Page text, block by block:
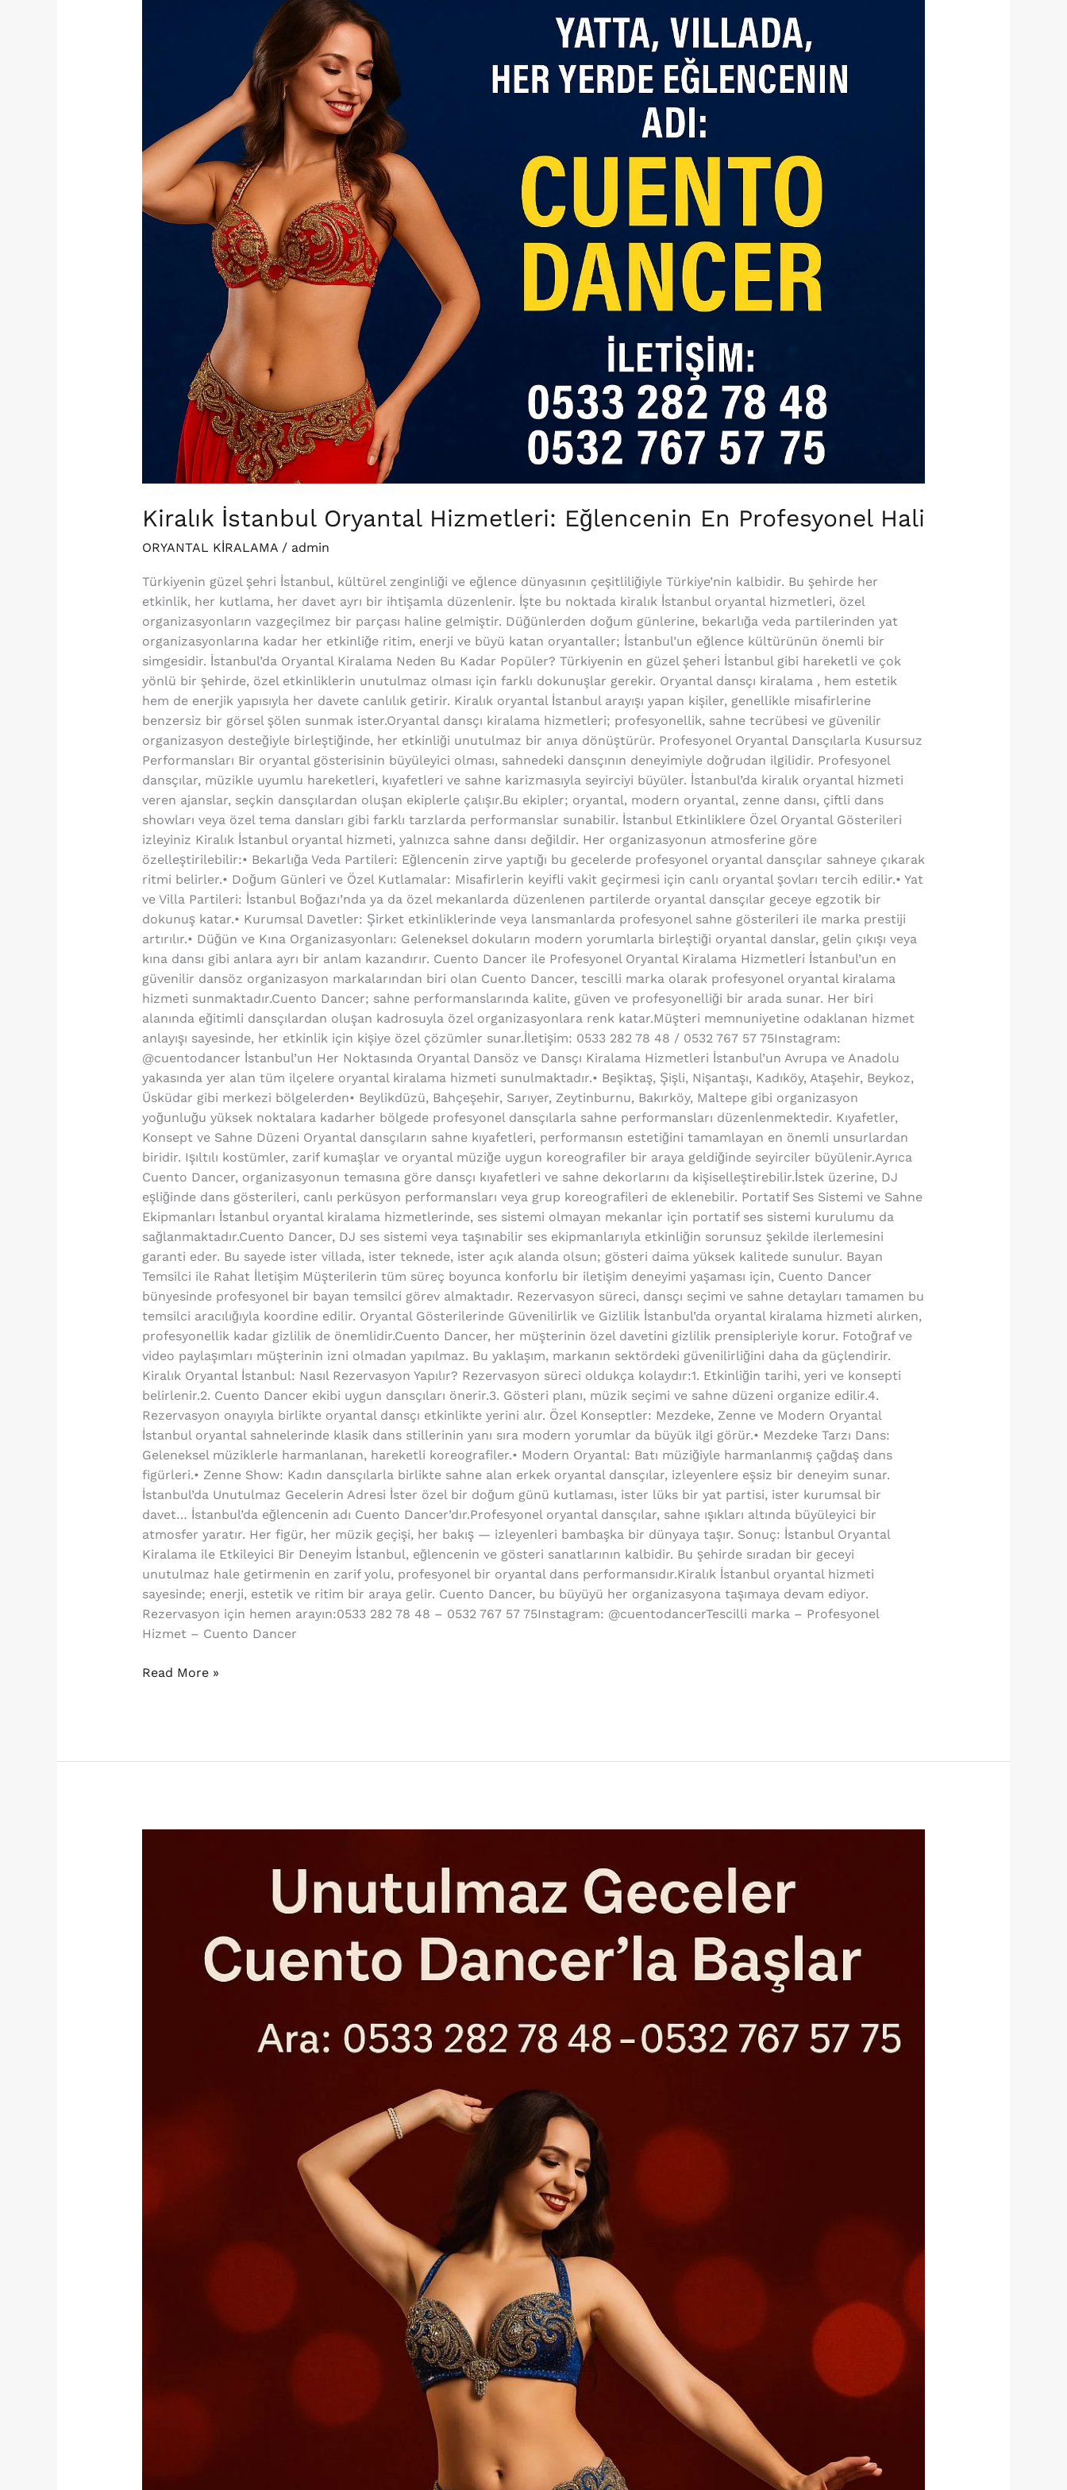
Kiralık İstanbul Oryantal Hizmetleri: Eğlencenin En Profesyonel Hali
ORYANTAL KİRALAMA/ admin
Türkiyenin güzel şehri İstanbul, kültürel zenginliği ve eğlence dünyasının çeşitliliğiyle Türkiye’nin kalbidir. Bu şehirde her
etkinlik, her kutlama, her davet ayrı bir ihtişamla düzenlenir. İşte bu noktada kiralık İstanbul oryantal hizmetleri, özel
organizasyonların vazgeçilmez bir parçası haline gelmiştir. Düğünlerden doğum günlerine, bekarlığa veda partilerinden yat
organizasyonlarına kadar her etkinliğe ritim, enerji ve büyü katan oryantaller; İstanbul’un eğlence kültürünün önemli bir
simgesidir. İstanbul’da Oryantal Kiralama Neden Bu Kadar Popüler? Türkiyenin en güzel şeheri İstanbul gibi hareketli ve çok
yönlü bir şehirde, özel etkinliklerin unutulmaz olması için farklı dokunuşlar gerekir. Oryantal dansçı kiralama , hem estetik
hem de enerjik yapısıyla her davete canlılık getirir. Kiralık oryantal İstanbul arayışı yapan kişiler, genellikle misafirlerine
benzersiz bir görsel şölen sunmak ister.Oryantal dansçı kiralama hizmetleri; profesyonellik, sahne tecrübesi ve güvenilir
organizasyon desteğiyle birleştiğinde, her etkinliği unutulmaz bir anıya dönüştürür. Profesyonel Oryantal Dansçılarla Kusursuz
Performansları Bir oryantal gösterisinin büyüleyici olması, sahnedeki dansçının deneyimiyle doğrudan ilgilidir. Profesyonel
dansçılar, müzikle uyumlu hareketleri, kıyafetleri ve sahne karizmasıyla seyirciyi büyüler. İstanbul’da kiralık oryantal hizmeti
veren ajanslar, seçkin dansçılardan oluşan ekiplerle çalışır.Bu ekipler; oryantal, modern oryantal, zenne dansı, çiftli dans
showları veya özel tema dansları gibi farklı tarzlarda performanslar sunabilir. İstanbul Etkinliklere Özel Oryantal Gösterileri
izleyiniz Kiralık İstanbul oryantal hizmeti, yalnızca sahne dansı değildir. Her organizasyonun atmosferine göre
özelleştirilebilir:• Bekarlığa Veda Partileri: Eğlencenin zirve yaptığı bu gecelerde profesyonel oryantal dansçılar sahneye çıkarak
ritmi belirler.• Doğum Günleri ve Özel Kutlamalar: Misafirlerin keyifli vakit geçirmesi için canlı oryantal şovları tercih edilir.• Yat
ve Villa Partileri: İstanbul Boğazı’nda ya da özel mekanlarda düzenlenen partilerde oryantal dansçılar geceye egzotik bir
dokunuş katar.• Kurumsal Davetler: Şirket etkinliklerinde veya lansmanlarda profesyonel sahne gösterileri ile marka prestiji
artırılır.• Düğün ve Kına Organizasyonları: Geleneksel dokuların modern yorumlarla birleştiği oryantal danslar, gelin çıkışı veya
kına dansı gibi anlara ayrı bir anlam kazandırır. Cuento Dancer ile Profesyonel Oryantal Kiralama Hizmetleri İstanbul’un en
güvenilir dansöz organizasyon markalarından biri olan Cuento Dancer, tescilli marka olarak profesyonel oryantal kiralama
hizmeti sunmaktadır.Cuento Dancer; sahne performanslarında kalite, güven ve profesyonelliği bir arada sunar. Her biri
alanında eğitimli dansçılardan oluşan kadrosuyla özel organizasyonlara renk katar.Müşteri memnuniyetine odaklanan hizmet
anlayışı sayesinde, her etkinlik için kişiye özel çözümler sunar.İletişim: 0533 282 78 48 / 0532 767 57 75Instagram:
@cuentodancer İstanbul’un Her Noktasında Oryantal Dansöz ve Dansçı Kiralama Hizmetleri İstanbul’un Avrupa ve Anadolu
yakasında yer alan tüm ilçelere oryantal kiralama hizmeti sunulmaktadır.• Beşiktaş, Şişli, Nişantaşı, Kadıköy, Ataşehir, Beykoz,
Üsküdar gibi merkezi bölgelerden• Beylikdüzü, Bahçeşehir, Sarıyer, Zeytinburnu, Bakırköy, Maltepe gibi organizasyon
yoğunluğu yüksek noktalara kadarher bölgede profesyonel dansçılarla sahne performansları düzenlenmektedir. Kıyafetler,
Konsept ve Sahne Düzeni Oryantal dansçıların sahne kıyafetleri, performansın estetiğini tamamlayan en önemli unsurlardan
biridir. Işıltılı kostümler, zarif kumaşlar ve oryantal müziğe uygun koreografiler bir araya geldiğinde seyirciler büyülenir.Ayrıca
Cuento Dancer, organizasyonun temasına göre dansçı kıyafetleri ve sahne dekorlarını da kişiselleştirebilir.İstek üzerine, DJ
eşliğinde dans gösterileri, canlı perküsyon performansları veya grup koreografileri de eklenebilir. Portatif Ses Sistemi ve Sahne
Ekipmanları İstanbul oryantal kiralama hizmetlerinde, ses sistemi olmayan mekanlar için portatif ses sistemi kurulumu da
sağlanmaktadır.Cuento Dancer, DJ ses sistemi veya taşınabilir ses ekipmanlarıyla etkinliğin sorunsuz şekilde ilerlemesini
garanti eder. Bu sayede ister villada, ister teknede, ister açık alanda olsun; gösteri daima yüksek kalitede sunulur. Bayan
Temsilci ile Rahat İletişim Müşterilerin tüm süreç boyunca konforlu bir iletişim deneyimi yaşaması için, Cuento Dancer
bünyesinde profesyonel bir bayan temsilci görev almaktadır. Rezervasyon süreci, dansçı seçimi ve sahne detayları tamamen bu
temsilci aracılığıyla koordine edilir. Oryantal Gösterilerinde Güvenilirlik ve Gizlilik İstanbul’da oryantal kiralama hizmeti alırken,
profesyonellik kadar gizlilik de önemlidir.Cuento Dancer, her müşterinin özel davetini gizlilik prensipleriyle korur. Fotoğraf ve
video paylaşımları müşterinin izni olmadan yapılmaz. Bu yaklaşım, markanın sektördeki güvenilirliğini daha da güçlendirir.
Kiralık Oryantal İstanbul: Nasıl Rezervasyon Yapılır? Rezervasyon süreci oldukça kolaydır:1. Etkinliğin tarihi, yeri ve konsepti
belirlenir.2. Cuento Dancer ekibi uygun dansçıları önerir.3. Gösteri planı, müzik seçimi ve sahne düzeni organize edilir.4.
Rezervasyon onayıyla birlikte oryantal dansçı etkinlikte yerini alır. Özel Konseptler: Mezdeke, Zenne ve Modern Oryantal
İstanbul oryantal sahnelerinde klasik dans stillerinin yanı sıra modern yorumlar da büyük ilgi görür.• Mezdeke Tarzı Dans:
Geleneksel müziklerle harmanlanan, hareketli koreografiler.• Modern Oryantal: Batı müziğiyle harmanlanmış çağdaş dans
figürleri.• Zenne Show: Kadın dansçılarla birlikte sahne alan erkek oryantal dansçılar, izleyenlere eşsiz bir deneyim sunar.
İstanbul’da Unutulmaz Gecelerin Adresi İster özel bir doğum günü kutlaması, ister lüks bir yat partisi, ister kurumsal bir
davet… İstanbul’da eğlencenin adı Cuento Dancer’dır.Profesyonel oryantal dansçılar, sahne ışıkları altında büyüleyici bir
atmosfer yaratır. Her figür, her müzik geçişi, her bakış — izleyenleri bambaşka bir dünyaya taşır. Sonuç: İstanbul Oryantal
Kiralama ile Etkileyici Bir Deneyim İstanbul, eğlencenin ve gösteri sanatlarının kalbidir. Bu şehirde sıradan bir geceyi
unutulmaz hale getirmenin en zarif yolu, profesyonel bir oryantal dans performansıdır.Kiralık İstanbul oryantal hizmeti
sayesinde; enerji, estetik ve ritim bir araya gelir. Cuento Dancer, bu büyüyü her organizasyona taşımaya devam ediyor.
Rezervasyon için hemen arayın:0533 282 78 48 – 0532 767 57 75Instagram: @cuentodancerTescilli marka – Profesyonel
Hizmet – Cuento Dancer
Read More »